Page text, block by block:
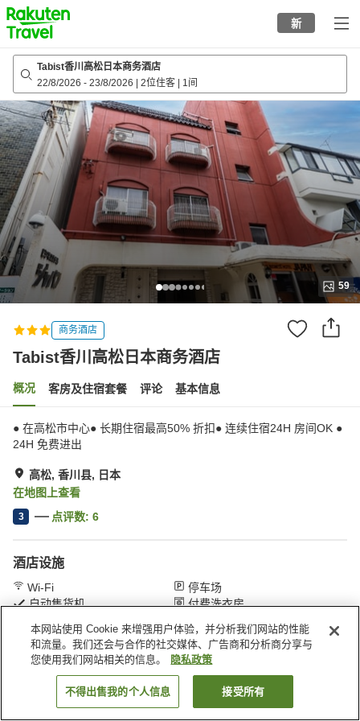
to
top
page
新
Tabist香川高松日本商务酒店
22/8/2026 - 23/8/2026 2位住客 1间
59
商务酒店
Tabist香川高松日本商务酒店
概况 客房及住宿套餐 评论 基本信息
● 在高松市中心● 长期住宿最高50% 折扣● 连续住宿24H 房间OK ●
24H 免费进出
高松, 香川县, 日本
在地图上查看
3 点评数: 6
酒店设施
Wi-Fi
停车场
自动售货机
付费洗衣房
首页 日本 香川县 高松 Tabist香川高松日本商务酒店
搜索客房
本网站使用 Cookie 来增强用户体验，并分析我们网站的性能
和流量。我们还会与合作的社交媒体、广告商和分析商分享与
您使用我们网站相关的信息。
隐私政策
不得出售我的个人信息 接受所有